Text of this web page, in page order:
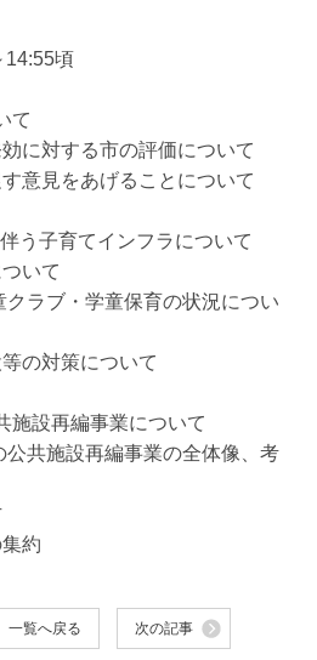
14:55頃
て
に対する市の評価について
意見をあげることについて
う子育てインフラについて
いて
クラブ・学童保育の状況につい
の対策について
施設再編事業について
公共施設再編事業の全体像、考
約
一覧へ戻る 次の記事